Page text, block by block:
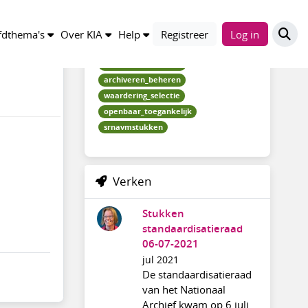
Over KIA Help Registreer Log in
archiveren_beheren
waardering_selectie
openbaar_toegankelijk
srnavmstukken
Verken
Stukken
standaardisatieraad
06-07-2021
jul 2021
De standaardisatieraad
van het Nationaal
Archief kwam op 6 juli